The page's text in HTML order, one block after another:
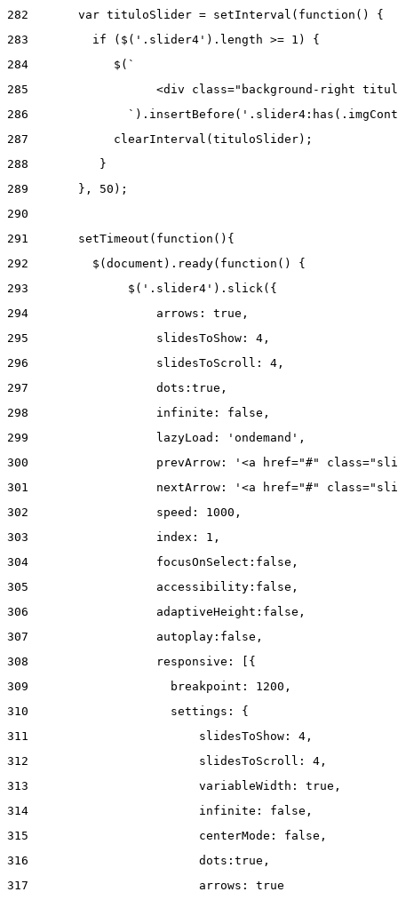
282
       var tituloSlider = setInterval(function() {
283
         if ($('.slider4').length >= 1) {
284
            $(`
285
<div class="background-right
286
287
            clearInterval(tituloSlider);
288
          }
289
       }, 50);
290
291
       setTimeout(function(){
292
         $(document).ready(function() {
293
              $('.slider4').slick({
294
                  arrows: true,
295
                  slidesToShow: 4,
296
                  slidesToScroll: 4,
297
                  dots:true,
298
                  infinite: false,
299
                  lazyLoad: 'ondemand',
300
prevArrow: '<a href="#"
301
nextArrow: '<a href="#"
302
                  speed: 1000,
303
                  index: 1,
304
                  focusOnSelect:false,
305
                  accessibility:false,
306
                  adaptiveHeight:false,
307
                  autoplay:false,
308
                  responsive: [{
309
                    breakpoint: 1200,
310
                    settings: {
311
                        slidesToShow: 4,
312
                        slidesToScroll: 4,
313
                        variableWidth: true,
314
                        infinite: false,
315
                        centerMode: false,
316
                        dots:true,
317
                        arrows: true